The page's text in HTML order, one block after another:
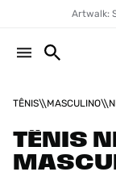
Artwalk:
TÊNIS MASCULINO
TÊNIS